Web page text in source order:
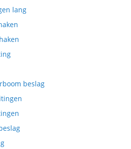
lang
beslag